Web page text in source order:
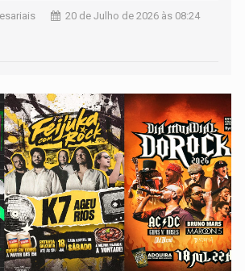
20 de Julho de 2026 às 08:24